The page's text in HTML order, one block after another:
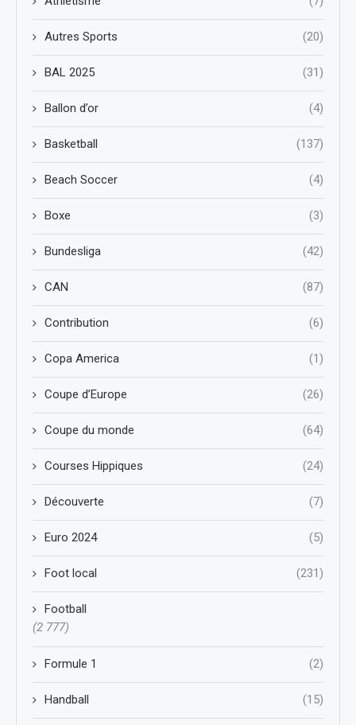
Autres Sports (20)
BAL 2025 (31)
Ballon d’or (4)
Basketball (137)
Beach Soccer (4)
Boxe (3)
Bundesliga (42)
CAN (87)
Contribution (6)
Copa America (1)
Coupe d’Europe (26)
Coupe du monde (64)
Courses Hippiques (24)
Découverte (7)
Euro 2024 (5)
Foot local (231)
Football
(2 777)
Formule 1 (2)
Handball (15)